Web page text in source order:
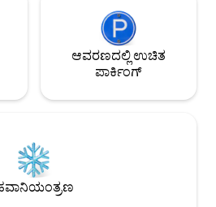
ಬೆಡ್ ಮತ್ತು
1 · ಪ್ರಶಸ್ತಿ ·
ಆದ್ಯತೆಯಲ್ಲಿ ಅಗ್ರ 1%
ನಿಮ್ಮದೇ ಆದ
ಕುಟುಂಬ ರಜಾದಿನ
ವಿಶೇಷ
ಹೃದಯಭಾಗದಲ್ಲಿ
ಪ್ರವೇಶಾವಕಾಶವೂ
ಅನುಕೂಲವಾಗಿದೆ.
ಡಾಂಗ್ ಮತ್ತು ಇನ್ಸಾ-
ಆವರಣದಲ್ಲಿ ಉಚಿತ
ಪಾರ್ಕಿಂಗ್